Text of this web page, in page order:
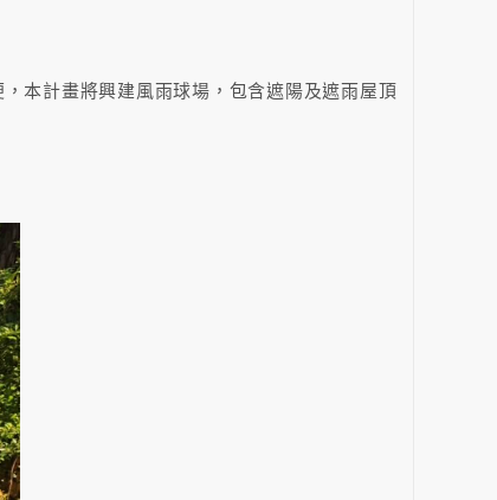
本計畫將興建風雨球場，包含遮陽及遮雨屋頂